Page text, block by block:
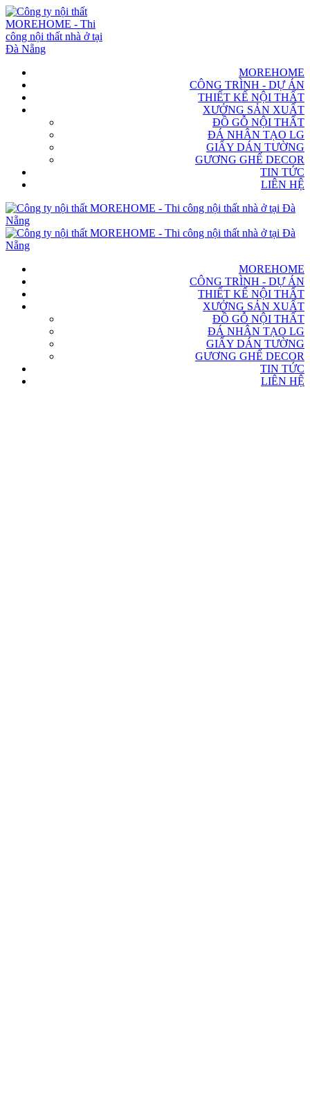
MOREHOME
CÔNG TRÌNH - DỰ ÁN
THIẾT KẾ NỘI THẤT
XƯỞNG SẢN XUẤT
ĐỒ GỖ NỘI THẤT
ĐÁ NHÂN TẠO LG
GIẤY DÁN TƯỜNG
GƯƠNG GHẾ DECOR
TIN TỨC
LIÊN HỆ
MOREHOME
CÔNG TRÌNH - DỰ ÁN
THIẾT KẾ NỘI THẤT
XƯỞNG SẢN XUẤT
ĐỒ GỖ NỘI THẤT
ĐÁ NHÂN TẠO LG
GIẤY DÁN TƯỜNG
GƯƠNG GHẾ DECOR
TIN TỨC
LIÊN HỆ